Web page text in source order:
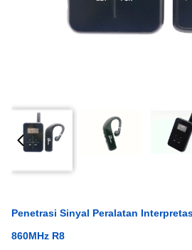
Penetrasi Sinyal Peralatan
860MHz R8